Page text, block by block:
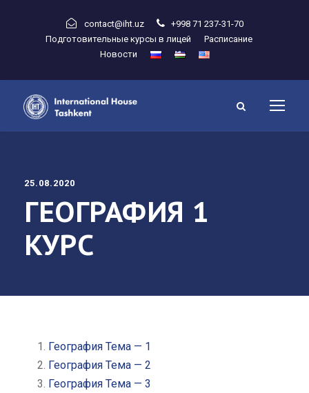
contact@iht.uz
+998 71 237-31-70
Подготовительные курсы в лицей
Расписание
Новости
25.08.2020
ГЕОГРАФИЯ 1
КУРС
География Тема — 1
География Тема — 2
География Тема — 3